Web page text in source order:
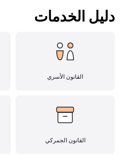
دليل الخدمات
القانون الأسري
القانون الجمركي